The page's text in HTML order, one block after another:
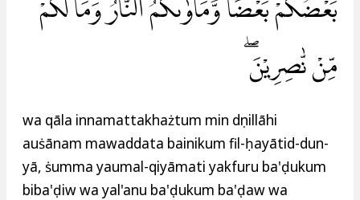
بَعْضُكُمْ بَعْضًا ۖوَّمَأْوٰىكُمُ النَّارُ وَمَا لَكُمْ
مِّنْ نّٰصِرِيْنَۖ
wa qāla innamattakhażtum min dụnillāhi
auṡānam mawaddata bainikum fil-ḥayātid-dun-
yā, ṡumma yaumal-qiyāmati yakfuru ba'ḍukum
biba'ḍiw wa yal'anu ba'ḍukum ba'ḍaw wa